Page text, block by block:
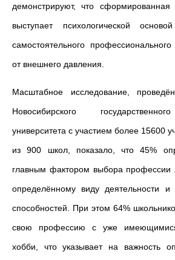
демонстрируют, что сформированная
выступает психологической
самостоятельного
от внешнего давления.
Масштабное исследование,
Новосибирского
университета с участием более 15600
из 900 школ, показало, что 45%
главным фактором выбора профессии
определённому виду деятельности и
способностей. При этом 64%
свою профессию с уже
хобби, что указывает на важность